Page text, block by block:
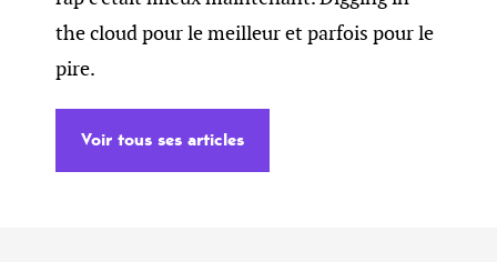
the cloud pour le meilleur et parfois pour le
pire.
Voir tous ses articles